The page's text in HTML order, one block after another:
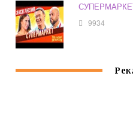
9934